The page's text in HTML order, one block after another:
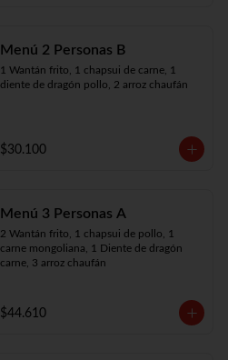
Menú 2 Personas B
1 Wantán frito, 1 chapsui de carne, 1
diente de dragón pollo, 2 arroz chaufán
$30.100
Menú 3 Personas A
2 Wantán frito, 1 chapsui de pollo, 1
carne mongoliana, 1 Diente de dragón
carne, 3 arroz chaufán
$44.610